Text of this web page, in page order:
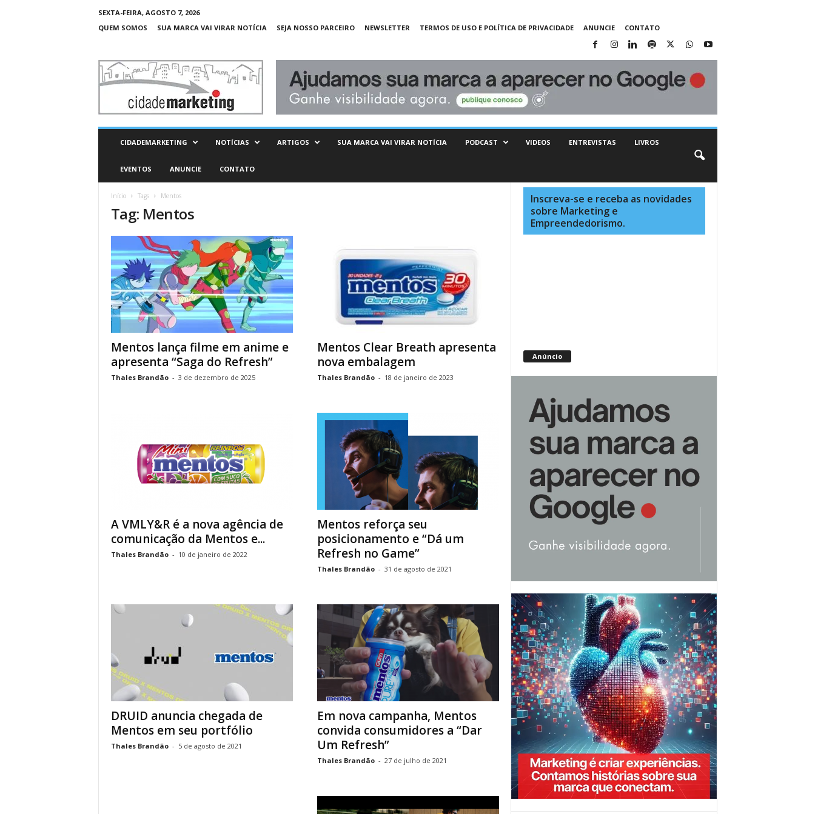
SEXTA-FEIRA, AGOSTO 7, 2026
QUEM SOMOS
SUA MARCA VAI VIRAR NOTÍCIA SEJA NOSSO PARCEIRO NEWSLETTER TERMOS DE USO E POLÍTICA DE PRIVACIDADE ANUNCIE CONTATO
C
d
CIDADEMARKETING NOTÍCIAS ARTIGOS SUA MARCA VAI VIRAR NOTÍCIA PODCAST VIDEOS ENTREVISTAS LIVROS
EVENTOS ANUNCIE CONTATO
Início Tags Mentos
Tag: Mentos
Mentos lança filme em anime e
apresenta “Saga do Refresh”
Thales Brandão - 3 de dezembro de 2025
Mentos Clear Breath apresenta
nova embalagem
Thales Brandão - 18 de janeiro de 2023
A VMLY&R é a nova agência de
comunicação da Mentos e...
Thales Brandão - 10 de janeiro de 2022
Mentos reforça seu
posicionamento e “Dá um
Refresh no Game”
Thales Brandão - 31 de agosto de 2021
DRUID anuncia chegada de
Mentos em seu portfólio
Thales Brandão - 5 de agosto de 2021
Em nova campanha, Mentos
convida consumidores a “Dar
Um Refresh”
Thales Brandão - 27 de julho de 2021
Inscreva-se e receba as novidades
sobre Marketing e
Empreendedorismo.
Anúncio